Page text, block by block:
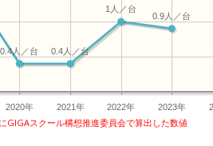
いました。 インストラクタ
ーは安全を第一に児童生徒
たちへプログラミングの指
導を行い、その下で児童生
徒たちは予め定められた課
題に熱心に取り組みまし
た。 【児童生徒の声・教員
2020年 2021年 2022年 2023年
0.9人／台
1人／台
0.4人／台
0.4人／台
GIGAスクール構想推進委員会で算出した数値